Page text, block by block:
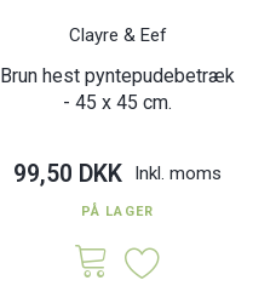
Clayre & Eef
Brun hest pyntepudebetræk
- 45 x 45 cm.
99,50 DKK Inkl. moms
PÅ LAGER